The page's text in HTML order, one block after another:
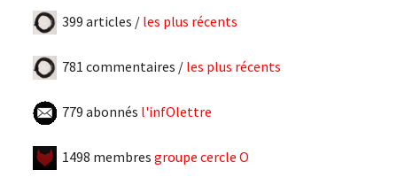
399 articles / les plus récents
781 commentaires / les plus récents
779 abonnés l'infOlettre
1498 membres groupe cercle O